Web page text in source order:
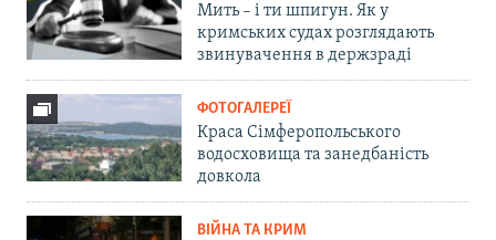
Мить – і ти шпигун. Як у
кримських судах розглядають
звинувачення в держзраді
ФОТОГАЛЕРЕЇ
Краса Сімферопольського
водосховища та занедбаність
довкола
ВІЙНА ТА КРИМ